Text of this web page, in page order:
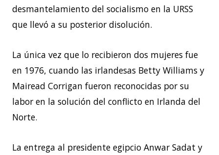
desmantelamiento del socialismo en la URSS
que llevó a su posterior disolución.
La única vez que lo recibieron dos mujeres fue
en 1976, cuando las irlandesas Betty Williams y
Mairead Corrigan fueron reconocidas por su
labor en la solución del conflicto en Irlanda del
Norte.
La entrega al presidente egipcio Anwar Sadat y